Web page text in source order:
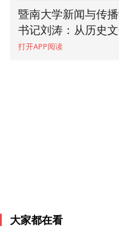
而让世界看见郑州
（正观新闻·郑州
暨南大学新闻与传
书记刘涛：从历史
现代人的情感共同点
打开APP阅读
华中科技大学新闻
学院副院长郭小平
传播并重，让更多人
打开APP阅读
大家都在看